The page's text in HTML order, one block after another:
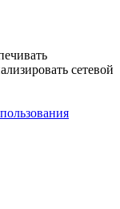
сетевой